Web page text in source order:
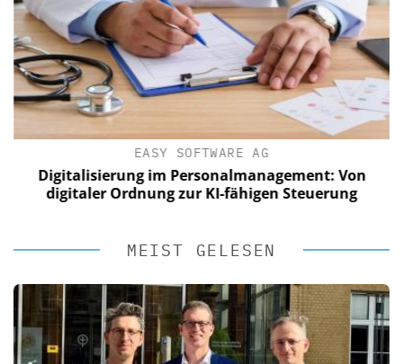
EASY SOFTWARE AG
Digitalisierung im Personalmanagement: Von
digitaler Ordnung zur KI-fähigen Steuerung
MEIST GELESEN